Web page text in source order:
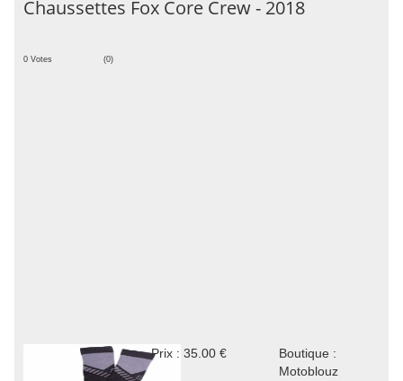
Chaussettes Fox Core Crew - 2018
0 Votes (0)
Prix : 35.00 €
Boutique :
Motoblouz